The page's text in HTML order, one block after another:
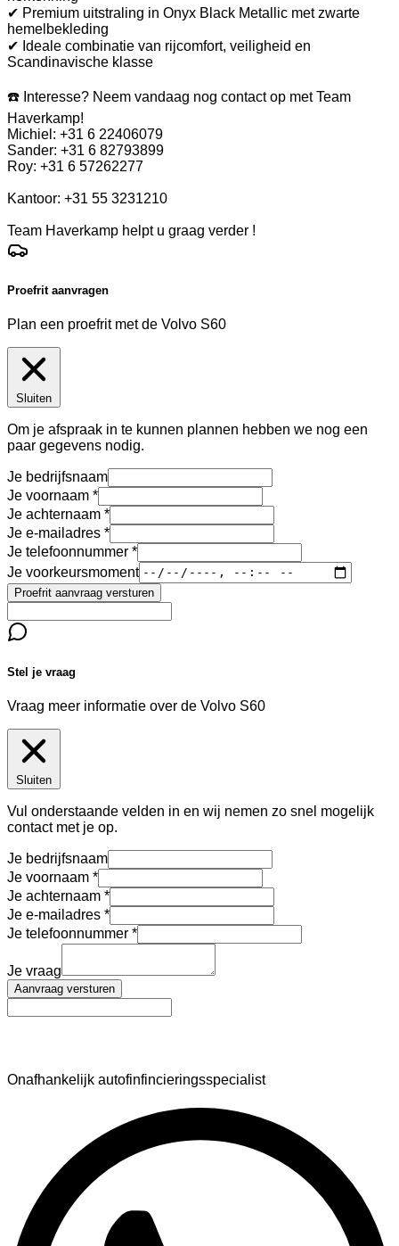
✔ Premium uitstraling in Onyx Black Metallic met zwarte
hemelbekleding
✔ Ideale combinatie van rijcomfort, veiligheid en
Scandinavische klasse
☎️ Interesse? Neem vandaag nog contact op met Team
Haverkamp!
Michiel: +31 6 22406079
Sander: +31 6 82793899
Roy: +31 6 57262277
Kantoor: +31 55 3231210
Team Haverkamp helpt u graag verder !
Proefrit aanvragen
Plan een proefrit met de Volvo S60
Sluiten
Om je afspraak in te kunnen plannen hebben we nog een
paar gegevens nodig.
Je bedrijfsnaam
Je voornaam
Je achternaam
Je e-mailadres
Je telefoonnummer
Je voorkeursmoment
Proefrit aanvraag versturen
Stel je vraag
Vraag meer informatie over de Volvo S60
Sluiten
Vul onderstaande velden in en wij nemen zo snel mogelijk
contact met je op.
Je bedrijfsnaam
Je voornaam
Je achternaam
Je e-mailadres
Je telefoonnummer
Je vraag
Aanvraag versturen
Onafhankelijk autofinfincieringsspecialist